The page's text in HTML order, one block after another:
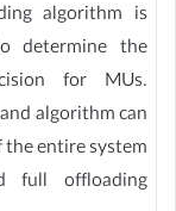
algorithm is
determine the
for MUs.
algorithm can
entire system
full offloading